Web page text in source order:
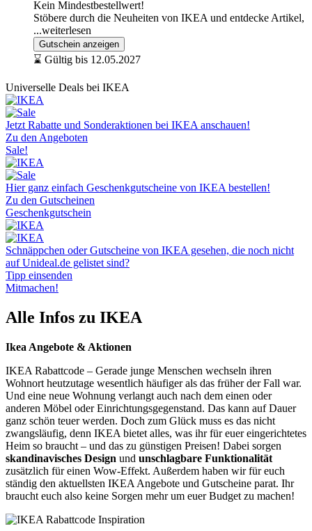
Kein Mindestbestellwert!
Stöbere durch die Neuheiten von IKEA und entdecke Artikel,
...weiterlesen
Gutschein anzeigen
⌛ Gültig bis 12.05.2027
Universelle Deals bei IKEA
Jetzt Rabatte und Sonderaktionen bei IKEA anschauen!
Zu den Angeboten
Sale!
Hier ganz einfach Geschenkgutscheine von IKEA bestellen!
Zu den Gutscheinen
Geschenkgutschein
Schnäppchen oder Gutscheine von IKEA gesehen, die noch nicht
auf Unideal.de gelistet sind?
Tipp einsenden
Mitmachen!
Alle Infos zu IKEA
Ikea Angebote & Aktionen
IKEA Rabattcode – Gerade junge Menschen wechseln ihren
Wohnort heutzutage wesentlich häufiger als das früher der Fall war.
Und eine neue Wohnung verlangt auch nach dem einen oder
anderen Möbel oder Einrichtungsgegenstand. Das kann auf Dauer
ganz schön teuer werden. Doch zum Glück muss es das nicht
zwangsläufig, denn IKEA bietet alles, was ihr für euer eingerichtetes
Heim so braucht – und das zu günstigen Preisen! Dabei sorgen
skandinavisches Design und unschlagbare Funktionalität
zusätzlich für einen Wow-Effekt. Außerdem haben wir für euch
ständig den aktuellsten IKEA Angebote und Gutscheine parat. Ihr
braucht euch also keine Sorgen mehr um euer Budget zu machen!